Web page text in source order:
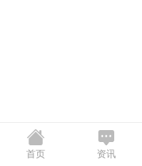
首页 资讯